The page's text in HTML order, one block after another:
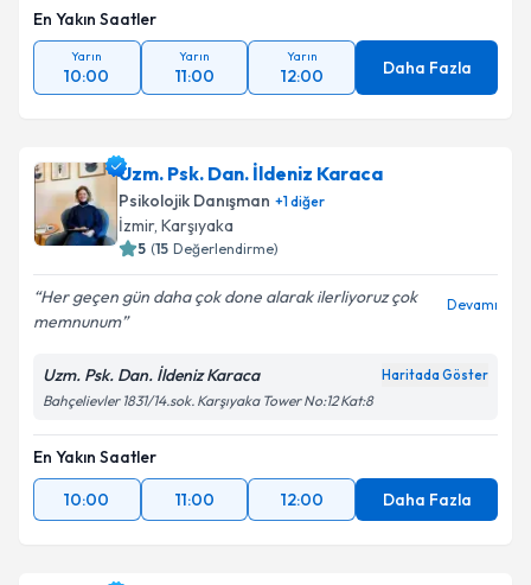
En Yakın Saatler
Yarın
10:00
Yarın
11:00
Yarın
12:00 Daha Fazla
Uzm. Psk. Dan. İldeniz Karaca
Psikolojik Danışman +1diğer
İzmir, Karşıyaka
5 (15 Değerlendirme)
Her geçen gün daha çok done alarak ilerliyoruz çok
memnunum
Devamı
Uzm. Psk. Dan. İldeniz Karaca Haritada Göster
Bahçelievler 1831/14.sok. Karşıyaka Tower No:12 Kat:8
En Yakın Saatler
10:00
11:00 12:00 Daha Fazla